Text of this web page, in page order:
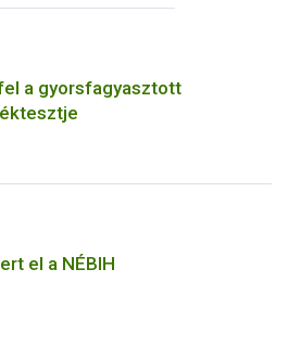
a gyorsfagyasztott
el a NÉBIH